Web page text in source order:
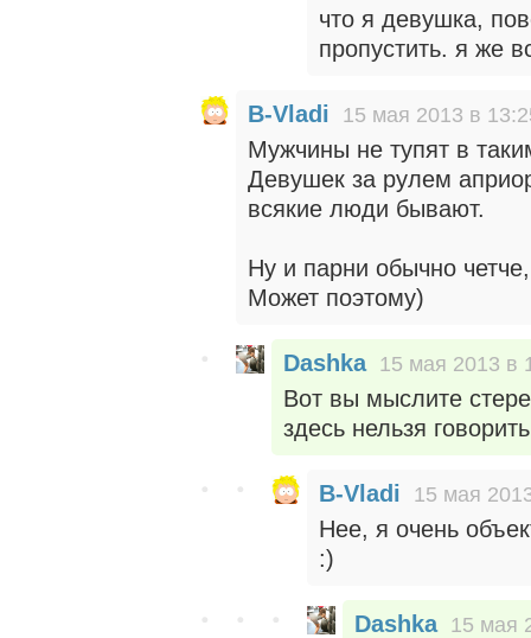
что я девушка,
пропустить. я же
B-Vladi 15 мая 2013 в
Мужчины не тупят в
Девушек за рулем
всякие люди бывают.
Ну и парни обычно
Может поэтому)
Dashka 15 мая 2013 в
Вот вы мыслите
здесь нельзя
B-Vladi 15 мая
Нее, я очень
:)
Dashka 15 мая